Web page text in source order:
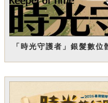
「時光守護者」銀髮數